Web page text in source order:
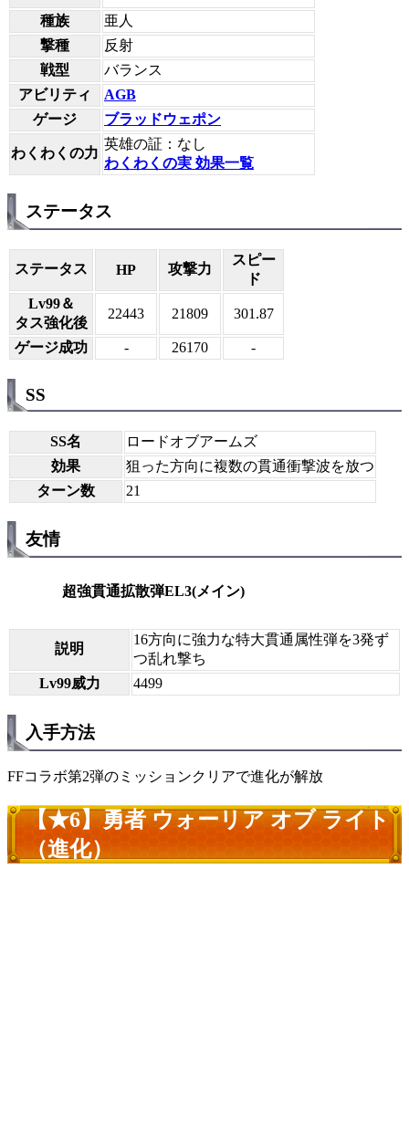
種族
亜人
撃種
反射
戦型
バランス
アビリティ
AGB
ゲージ
ブラッドウェポン
わくわくの力
英雄の証：なし
わくわくの実 効果一覧
ステータス
ステータス HP 攻撃力
スピー
ド
Lv99＆
タス強化後
22443 21809 301.87
ゲージ成功 - 26170 -
SS
SS名
ロードオブアームズ
効果
狙った方向に複数の貫通衝撃波を放つ
ターン数
21
友情
超強貫通拡散弾EL3(メイン)
説明
16方向に強力な特大貫通属性弾を3発ず
つ乱れ撃ち
Lv99威力
4499
入手方法
FFコラボ第2弾のミッションクリアで進化が解放
【★6】勇者 ウォーリア オブ ライト
（進化）